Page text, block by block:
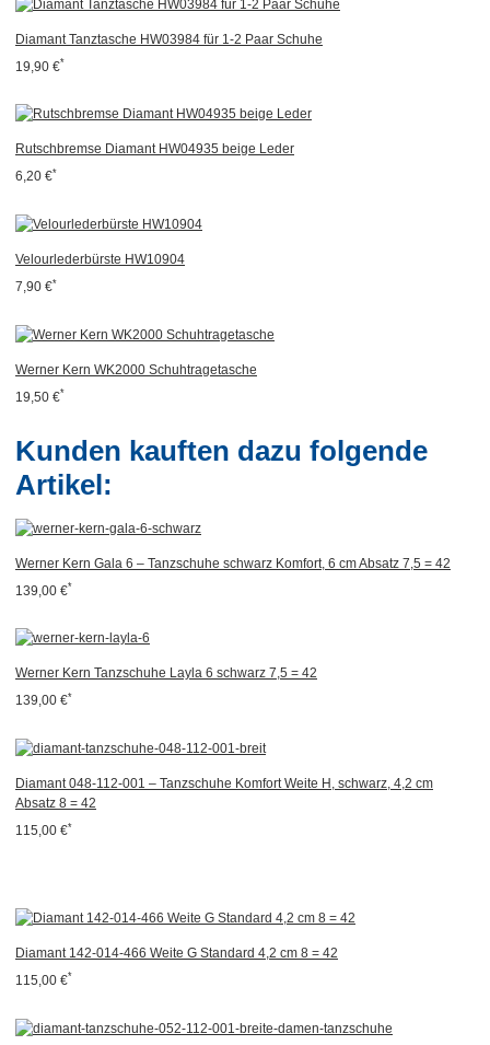
Diamant Tanztasche HW03984 für 1-2 Paar Schuhe
19,90 €*
Rutschbremse Diamant HW04935 beige Leder
6,20 €*
Velourlederbürste HW10904
7,90 €*
Werner Kern WK2000 Schuhtragetasche
19,50 €*
Kunden kauften dazu folgende
Artikel:
Werner Kern Gala 6 – Tanzschuhe schwarz Komfort, 6 cm Absatz 7,5 = 42
139,00 €*
Werner Kern Tanzschuhe Layla 6 schwarz 7,5 = 42
139,00 €*
Diamant 048-112-001 – Tanzschuhe Komfort Weite H, schwarz, 4,2 cm
Absatz 8 = 42
115,00 €*
Diamant 142-014-466 Weite G Standard 4,2 cm 8 = 42
115,00 €*